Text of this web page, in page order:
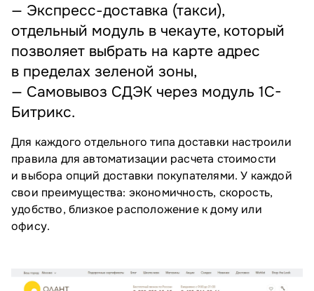
— Экспресс-доставка (такси),
отдельный модуль в чекауте, который
позволяет выбрать на карте адрес
в пределах зеленой зоны,
— Самовывоз СДЭК через модуль 1C-
Битрикс.
Для каждого отдельного типа доставки настроили
правила для автоматизации расчета стоимости
и выбора опций доставки покупателями. У каждой
свои преимущества: экономичность, скорость,
удобство, близкое расположение к дому или
офису.